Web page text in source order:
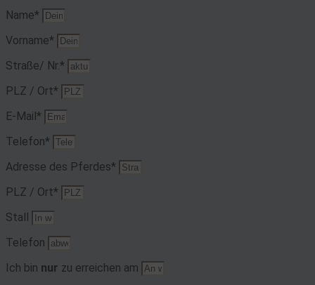
Name*
Vorname*
Straße/ Nr.*
PLZ / Ort*
E-Mail*
Telefon*
Adresse des Pferdes*
PLZ / Ort*
Stall
Telefon
Ich bin nur zu erreichen am